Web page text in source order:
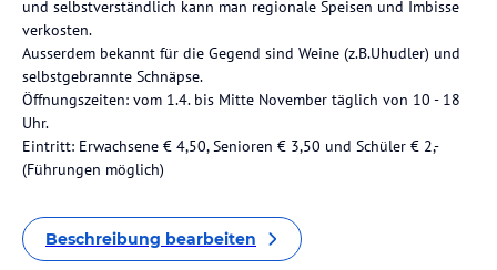
und selbstverständlich kann man regionale Speisen und Imbisse
verkosten.
Ausserdem bekannt für die Gegend sind Weine (z.B.Uhudler) und
selbstgebrannte Schnäpse.
Öffnungszeiten: vom 1.4. bis Mitte November täglich von 10 - 18
Uhr.
Eintritt: Erwachsene € 4,50, Senioren € 3,50 und Schüler € 2,-
(Führungen möglich)
Beschreibung bearbeiten